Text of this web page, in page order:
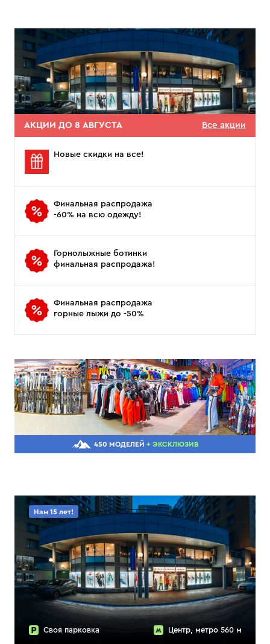
АКЦИИ ДО 8 АВГУСТА Все акции
Новые скидки на все!
Финальная распродажа
-60% на всю одежду!
Горнолыжные ботинки
финальная распродажа!
Финальная распродажа
горные лыжи до -50%
450 МОДЕЛЕЙ + ЭКСКЛЮЗИВ
Нам 15 лет!
Своя парковка Центр, метро 560 м